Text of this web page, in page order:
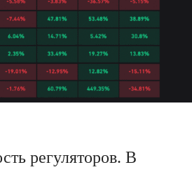
регуляторов. В